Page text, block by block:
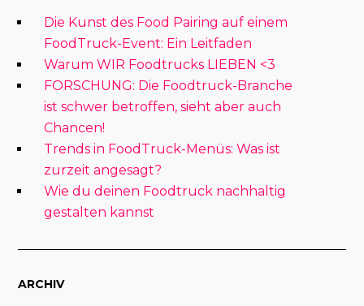
Die Kunst des Food Pairing auf einem
FoodTruck-Event: Ein Leitfaden
Warum WIR Foodtrucks LIEBEN <3
FORSCHUNG: Die Foodtruck-Branche
ist schwer betroffen, sieht aber auch
Chancen!
Trends in FoodTruck-Menüs: Was ist
zurzeit angesagt?
Wie du deinen Foodtruck nachhaltig
gestalten kannst
ARCHIV